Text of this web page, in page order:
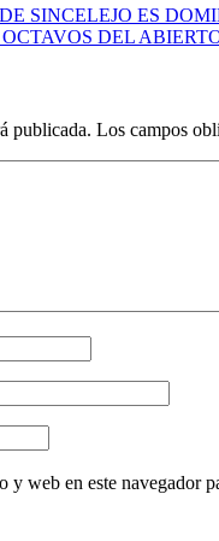
SINCELEJO ES
DEL
publicada. Los campos
web en este navegador